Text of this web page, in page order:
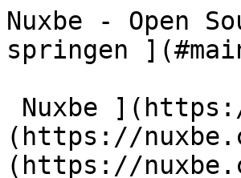
Nuxbe - Open
springen
(https://
(https://